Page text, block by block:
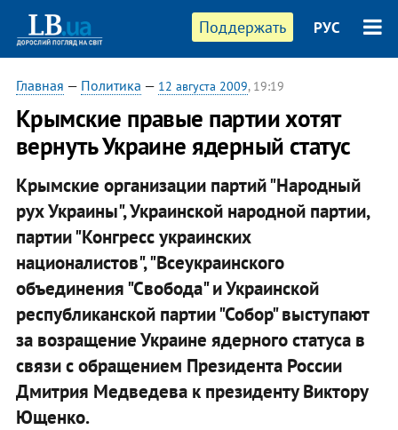
Поддержать РУС
Главная — Политика — 12 августа 2009, 19:19
Крымские правые партии хотят
вернуть Украине ядерный статус
Крымские организации партий "Народный
рух Украины", Украинской народной партии,
партии "Конгресс украинских
националистов", "Всеукраинского
объединения "Свобода" и Украинской
республиканской партии "Собор" выступают
за возращение Украине ядерного статуса в
связи с обращением Президента России
Дмитрия Медведева к президенту Виктору
Ющенко.